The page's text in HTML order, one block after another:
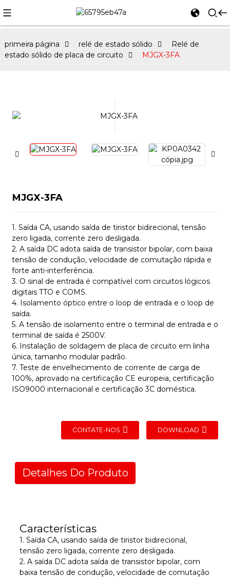
primeira página relé de estado sólido
Relé de
estado sólido de placa de circuito
MJGX-3FA
MJGX-3FA
1. Saída CA, usando saída de tiristor bidirecional, tensão
zero ligada, corrente zero desligada.
2. A saída DC adota saída de transistor bipolar, com baixa
tensão de condução, velocidade de comutação rápida e
forte anti-interferência.
3. O sinal de entrada é compatível com circuitos lógicos
digitais TTO e COMS.
4. Isolamento óptico entre o loop de entrada e o loop de
saída.
5. A tensão de isolamento entre o terminal de entrada e o
terminal de saída é 2500V.
6. Instalação de soldagem de placa de circuito em linha
única, tamanho modular padrão.
7. Teste de envelhecimento de corrente de carga de
100%, aprovado na certificação CE europeia, certificação
ISO9000 internacional e certificação 3C doméstica.
CONTATE-NOS DOWNLOAD
Detalhes Do Produto
Características
1. Saída CA, usando saída de tiristor bidirecional,
tensão zero ligada, corrente zero desligada.
2. A saída DC adota saída de transistor bipolar, com
baixa tensão de condução, velocidade de comutação